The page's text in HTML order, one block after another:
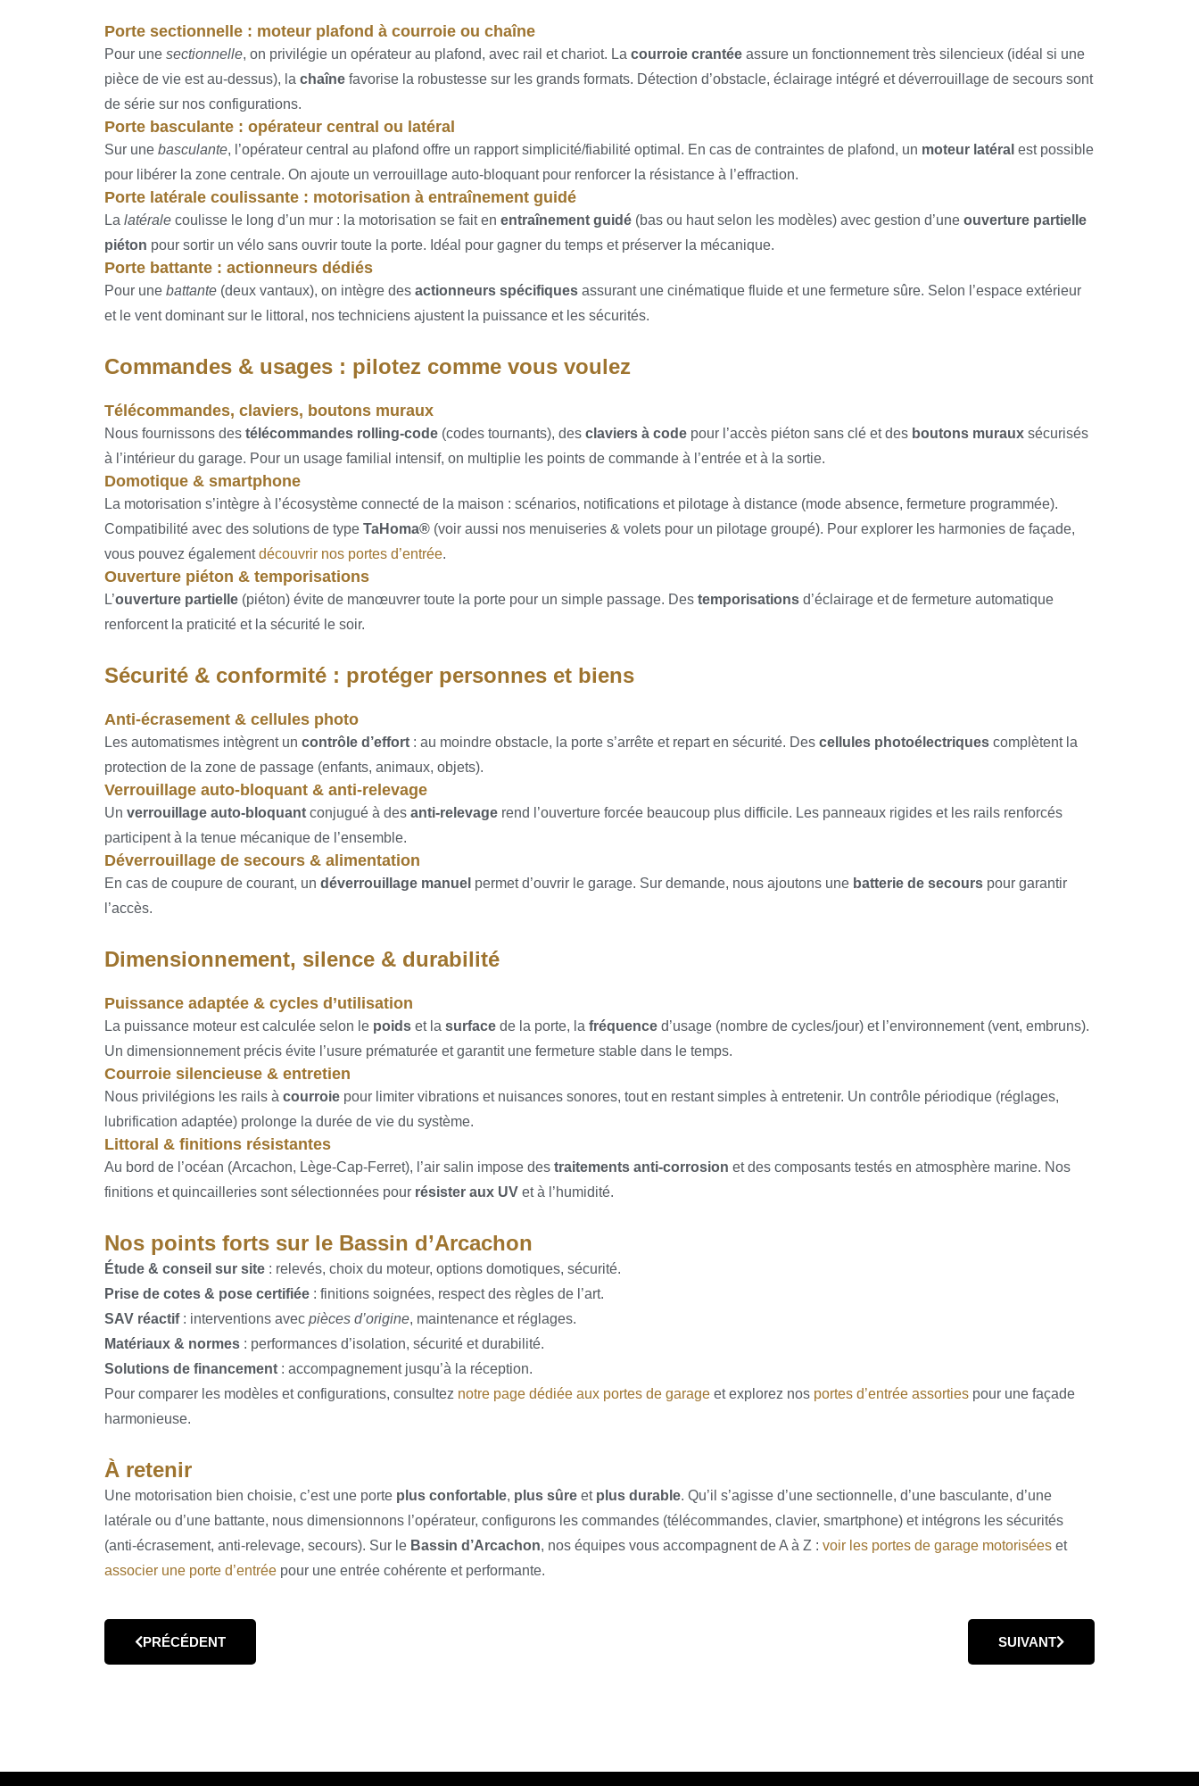
Porte sectionnelle : moteur plafond à courroie ou chaîne
Pour une sectionnelle, on privilégie un opérateur au plafond, avec rail et chariot. La courroie crantée assure un fonctionnement très silencieux (idéal si une
pièce de vie est au-dessus), la chaîne favorise la robustesse sur les grands formats. Détection d’obstacle, éclairage intégré et déverrouillage de secours sont
de série sur nos configurations.
Porte basculante : opérateur central ou latéral
Sur une basculante, l’opérateur central au plafond offre un rapport simplicité/fiabilité optimal. En cas de contraintes de plafond, un moteur latéral est possible
pour libérer la zone centrale. On ajoute un verrouillage auto-bloquant pour renforcer la résistance à l’effraction.
Porte latérale coulissante : motorisation à entraînement guidé
La latérale coulisse le long d’un mur : la motorisation se fait en entraînement guidé (bas ou haut selon les modèles) avec gestion d’une ouverture partielle
piéton pour sortir un vélo sans ouvrir toute la porte. Idéal pour gagner du temps et préserver la mécanique.
Porte battante : actionneurs dédiés
Pour une battante (deux vantaux), on intègre des actionneurs spécifiques assurant une cinématique fluide et une fermeture sûre. Selon l’espace extérieur
et le vent dominant sur le littoral, nos techniciens ajustent la puissance et les sécurités.
Commandes & usages : pilotez comme vous voulez
Télécommandes, claviers, boutons muraux
Nous fournissons des télécommandes rolling-code (codes tournants), des claviers à code pour l’accès piéton sans clé et des boutons muraux sécurisés
à l’intérieur du garage. Pour un usage familial intensif, on multiplie les points de commande à l’entrée et à la sortie.
Domotique & smartphone
La motorisation s’intègre à l’écosystème connecté de la maison : scénarios, notifications et pilotage à distance (mode absence, fermeture programmée).
Compatibilité avec des solutions de type TaHoma® (voir aussi nos menuiseries & volets pour un pilotage groupé). Pour explorer les harmonies de façade,
vous pouvez égalementdécouvrir nos portes d’entrée.
Ouverture piéton & temporisations
L’ouverture partielle (piéton) évite de manœuvrer toute la porte pour un simple passage. Des temporisations d’éclairage et de fermeture automatique
renforcent la praticité et la sécurité le soir.
Sécurité & conformité : protéger personnes et biens
Anti-écrasement & cellules photo
Les automatismes intègrent un contrôle d’effort : au moindre obstacle, la porte s’arrête et repart en sécurité. Des cellules photoélectriques complètent la
protection de la zone de passage (enfants, animaux, objets).
Verrouillage auto-bloquant & anti-relevage
Un verrouillage auto-bloquant conjugué à des anti-relevage rend l’ouverture forcée beaucoup plus difficile. Les panneaux rigides et les rails renforcés
participent à la tenue mécanique de l’ensemble.
Déverrouillage de secours & alimentation
En cas de coupure de courant, un déverrouillage manuel permet d’ouvrir le garage. Sur demande, nous ajoutons une batterie de secours pour garantir
l’accès.
Dimensionnement, silence & durabilité
Puissance adaptée & cycles d’utilisation
La puissance moteur est calculée selon le poids et la surface de la porte, la fréquence d’usage (nombre de cycles/jour) et l’environnement (vent, embruns).
Un dimensionnement précis évite l’usure prématurée et garantit une fermeture stable dans le temps.
Courroie silencieuse & entretien
Nous privilégions les rails à courroie pour limiter vibrations et nuisances sonores, tout en restant simples à entretenir. Un contrôle périodique (réglages,
lubrification adaptée) prolonge la durée de vie du système.
Littoral & finitions résistantes
Au bord de l’océan (Arcachon, Lège-Cap-Ferret), l’air salin impose des traitements anti-corrosion et des composants testés en atmosphère marine. Nos
finitions et quincailleries sont sélectionnées pour résister aux UV et à l’humidité.
Nos points forts sur le Bassin d’Arcachon
Étude & conseil sur site : relevés, choix du moteur, options domotiques, sécurité.
Prise de cotes & pose certifiée : finitions soignées, respect des règles de l’art.
SAV réactif: interventions avec pièces d’origine, maintenance et réglages.
Matériaux & normes : performances d’isolation, sécurité et durabilité.
Solutions de financement : accompagnement jusqu’à la réception.
Pour comparer les modèles et configurations, consultez notre page dédiée aux portes de garage et explorez nos portes d’entrée assorties pour une façade
harmonieuse.
À retenir
Une motorisation bien choisie, c’est une porte plus confortable, plus sûre et plus durable. Qu’il s’agisse d’une sectionnelle, d’une basculante, d’une
latérale ou d’une battante, nous dimensionnons l’opérateur, configurons les commandes (télécommandes, clavier, smartphone) et intégrons les sécurités
(anti-écrasement, anti-relevage, secours). Sur le Bassin d’Arcachon, nos équipes vous accompagnent de A à Z : voir les portes de garage motorisées et
associer une porte d’entrée pour une entrée cohérente et performante.
ARTICLE PRÉCÉDENT : ACCESSOIRES ESSENTIELS POUR PORTES DE GARAGE : CE QUE PROPOSE NOTRE CATALOGUE
PRÉCÉDENT ARTICLE SUIVANT : PORTES
SUIVANT